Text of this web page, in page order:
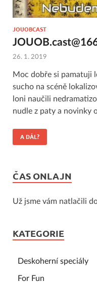
JOUOBCAST
26. 1. 2019
Moc dobře si pamatuji
sucho na scéně
loni naučili
nudle z paty a novinky
A DÁL?
ČAS ONLAJN
Už jsme vám natlačili
KATEGORIE
Deskoherní speciály
For Fun